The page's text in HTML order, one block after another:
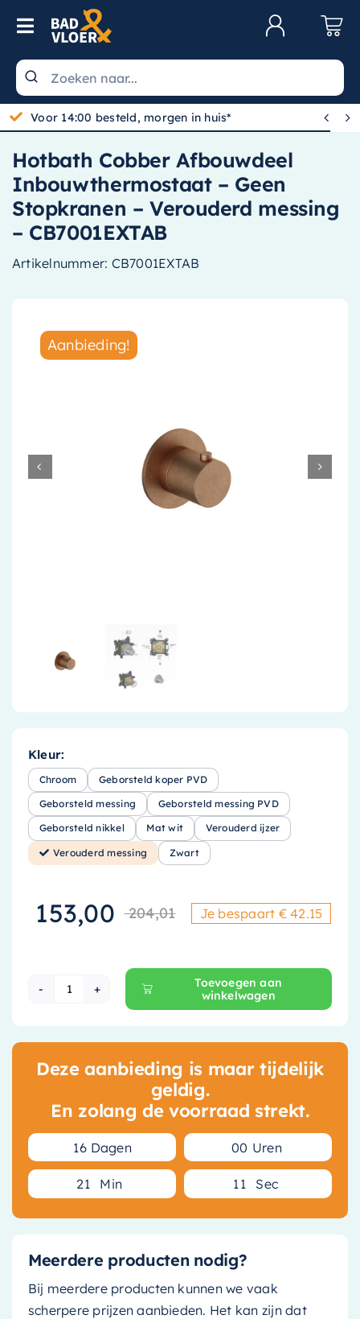
Skip to content
Toggle Navigation
Wastafels
Toiletten
Spiegels
Kranen
Douche
Badkamermeubels
Radiatoren
Klimaatbeheersing
 
Hotbath Cobber Afbouwdeel
Inbouwthermostaat – Geen
Stopkranen – Verouderd messing
– CB7001EXTAB
Artikelnummer: CB7001EXTAB
Aanbieding!
Kleur:
Chroom Geborsteld koper PVD
Geborsteld messing Geborsteld messing PVD
Geborsteld nikkel Mat wit Verouderd ijzer
Verouderd messing Zwart
204,01
153,00 Huidige prijs
Je bespaart € 42.15
Hotbath Cobber Afbouwdeel
Toevoegen aan
winkelwagen
Deze aanbieding is maar tijdelijk
geldig.
En zolang de voorraad strekt.
16 Dagen 00 Uren
21 Min 1 1 Sec
Meerdere producten nodig?
Bij meerdere producten kunnen we vaak
scherpere prijzen aanbieden. Het kan zijn dat